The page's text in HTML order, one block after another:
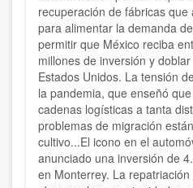
recuperación de fábricas
para alimentar la demanda
permitir que México reciba
millones de inversión y
Estados Unidos. La tensión
la pandemia, que enseñó
cadenas logísticas a tanta
problemas de migración
cultivo...El icono en el
anunciado una inversión de
en Monterrey. La